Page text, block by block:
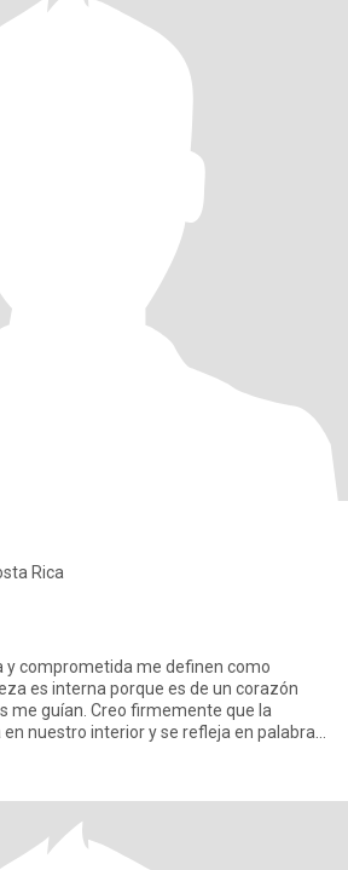
Rica
y comprometida me definen como
es interna porque es de un corazón
me guían. Creo firmemente que la
nuestro interior y se refleja en palabras